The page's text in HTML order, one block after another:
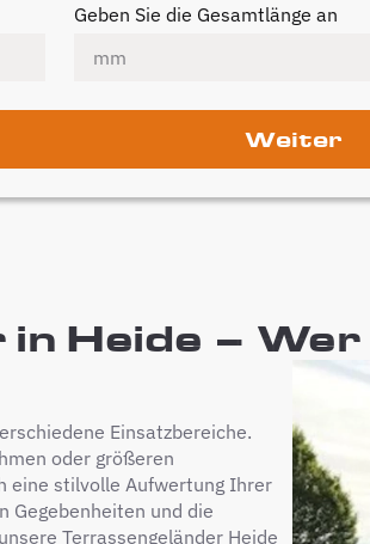
Geben Sie die Gesamtlänge an
Weiter
Heide –
Einsatzbereiche.
oder größeren
eine stilvolle Aufwertung Ihrer
Gegebenheiten und die
Terrassengeländer Heide